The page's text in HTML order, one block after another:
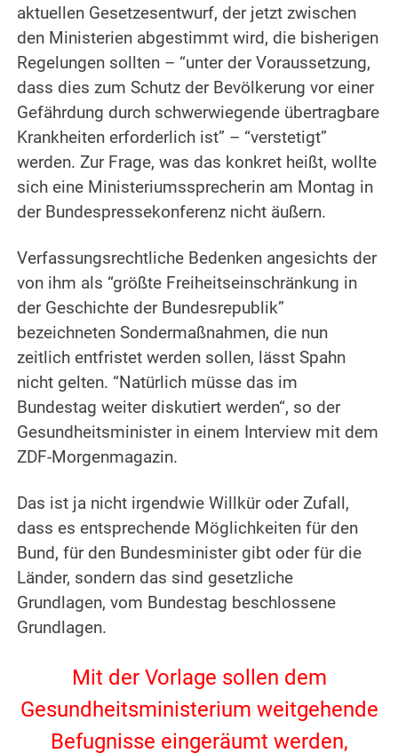
aktuellen Gesetzesentwurf, der jetzt zwischen
den Ministerien abgestimmt wird, die bisherigen
Regelungen sollten – “unter der Voraussetzung,
dass dies zum Schutz der Bevölkerung vor einer
Gefährdung durch schwerwiegende übertragbare
Krankheiten erforderlich ist” – “verstetigt”
werden. Zur Frage, was das konkret heißt, wollte
sich eine Ministeriumssprecherin am Montag in
der Bundespressekonferenz nicht äußern.
Verfassungsrechtliche Bedenken angesichts der
von ihm als “größte Freiheitseinschränkung in
der Geschichte der Bundesrepublik”
bezeichneten Sondermaßnahmen, die nun
zeitlich entfristet werden sollen, lässt Spahn
nicht gelten. “Natürlich müsse das im
Bundestag weiter diskutiert werden“, so der
Gesundheitsminister in einem Interview mit dem
ZDF-Morgenmagazin.
Das ist ja nicht irgendwie Willkür oder Zufall,
dass es entsprechende Möglichkeiten für den
Bund, für den Bundesminister gibt oder für die
Länder, sondern das sind gesetzliche
Grundlagen, vom Bundestag beschlossene
Grundlagen.
Mit der Vorlage sollen dem
Gesundheitsministerium weitgehende
Befugnisse eingeräumt werden,